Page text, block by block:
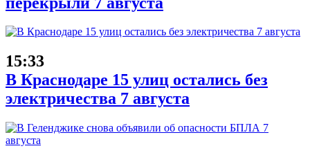
15:33
В Краснодаре 15 улиц остались без
электричества 7 августа